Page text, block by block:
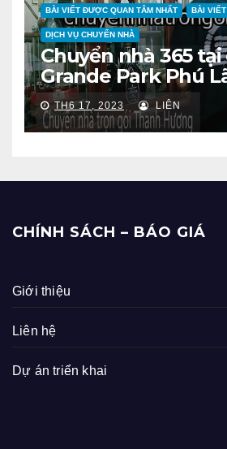
BÀI VIẾT ĐƯỢC QUAN TÂM NHẤT BÀI
DỊCH VỤ CHUYỂN NHÀ
Chuyển nhà 365
Grande Park Phú
TH6 17, 2023 LIÊN
CHÍNH SÁCH – BÁO GIÁ
Giới thiệu
Liên hệ
Dự án triển khai